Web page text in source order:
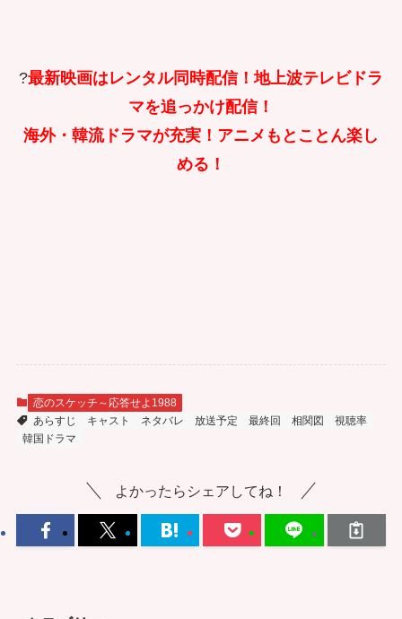
?最新映画はレンタル同時配信！地上波テレビドラ
マを追っかけ配信！
海外・韓流ドラマが充実！アニメもとことん楽し
める！
恋のスケッチ～応答せよ1988
あらすじ
キャスト ネタバレ 放送予定 最終回 相関図
視聴率
韓国ドラマ
よかったらシェアしてね！